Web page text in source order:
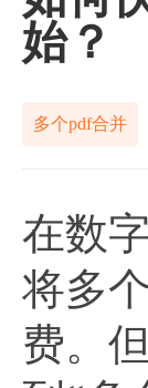
始？
多个pdf合并
在数
将多
费。